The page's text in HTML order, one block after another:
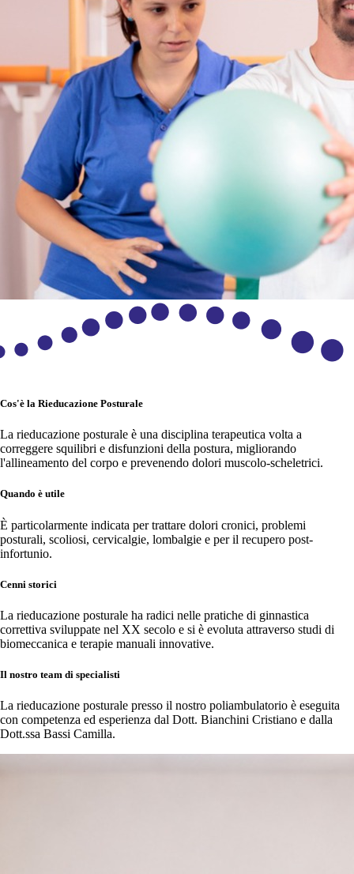
Cos'è la Rieducazione Posturale
La rieducazione posturale è una disciplina terapeutica volta a
correggere squilibri e disfunzioni della postura, migliorando
l'allineamento del corpo e prevenendo dolori muscolo-scheletrici.
Quando è utile
È particolarmente indicata per trattare dolori cronici, problemi
posturali, scoliosi, cervicalgie, lombalgie e per il recupero post-
infortunio.
Cenni storici
La rieducazione posturale ha radici nelle pratiche di ginnastica
correttiva sviluppate nel XX secolo e si è evoluta attraverso studi di
biomeccanica e terapie manuali innovative.
Il nostro team di specialisti
La rieducazione posturale presso il nostro poliambulatorio è eseguita
con competenza ed esperienza dal Dott. Bianchini Cristiano e dalla
Dott.ssa Bassi Camilla.